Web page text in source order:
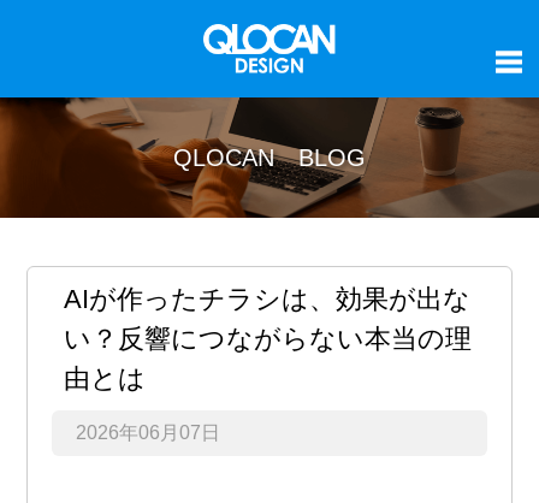
QLOCAN BLOG
AIが作ったチラシは、効果が出な
い？反響につながらない本当の理
由とは
2026年06月07日